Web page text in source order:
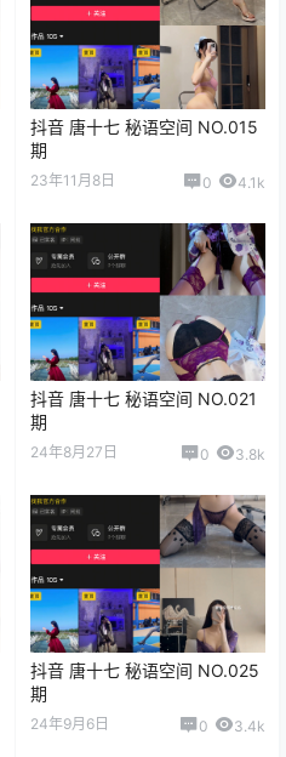
抖音 唐十七 秘语空间 NO.015
期
23年11月8日 0 4.1k
抖音 唐十七 秘语空间 NO.021
期
24年8月27日 0 3.8k
抖音 唐十七 秘语空间 NO.025
期
24年9月6日 0 3.4k